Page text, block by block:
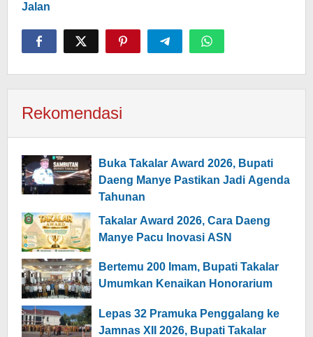
Jalan
Rekomendasi
Buka Takalar Award 2026, Bupati
Daeng Manye Pastikan Jadi Agenda
Tahunan
Takalar Award 2026, Cara Daeng
Manye Pacu Inovasi ASN
Bertemu 200 Imam, Bupati Takalar
Umumkan Kenaikan Honorarium
Lepas 32 Pramuka Penggalang ke
Jamnas XII 2026, Bupati Takalar